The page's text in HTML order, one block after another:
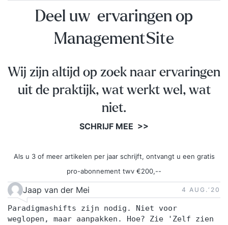
Deel uw ervaringen op
ManagementSite
Wij zijn altijd op zoek naar ervaringen
uit de praktijk, wat werkt wel, wat
niet.
SCHRIJF MEE >>
Als u 3 of meer artikelen per jaar schrijft, ontvangt u een gratis
pro-abonnement twv €200,--
Jaap van der Mei 4 AUG.‘20
Paradigmashifts zijn nodig. Niet voor
weglopen, maar aanpakken. Hoe? Zie 'Zelf zien